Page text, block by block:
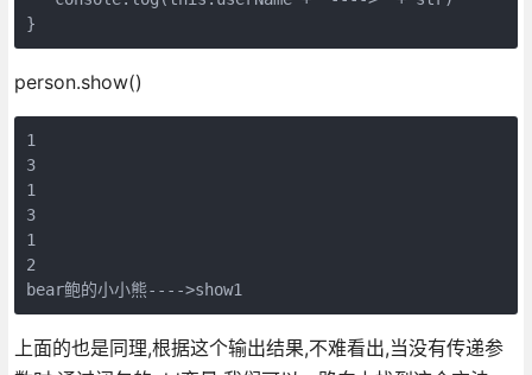
person.show()
1
3
1
3
1
2
上面的也是同理,根据这个输出结果,不难看出,当没有传递参